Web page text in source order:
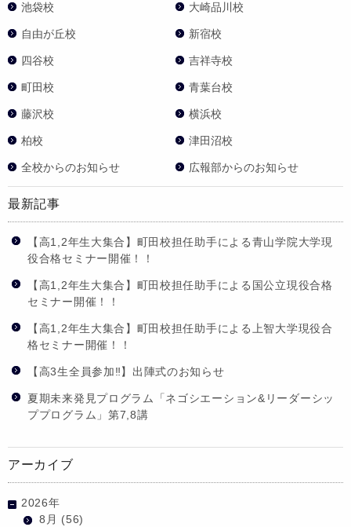
池袋校 大崎品川校
自由が丘校 新宿校
四谷校 吉祥寺校
町田校 青葉台校
藤沢校 横浜校
柏校 津田沼校
全校からのお知らせ 広報部からのお知らせ
最新記事
【高1,2年生大集合】町田校担任助手による青山学院大学現
役合格セミナー開催！！
【高1,2年生大集合】町田校担任助手による国公立現役合格
セミナー開催！！
【高1,2年生大集合】町田校担任助手による上智大学現役合
格セミナー開催！！
【高3生全員参加‼】出陣式のお知らせ
夏期未来発見プログラム「ネゴシエーション&リーダーシッ
ププログラム」第7,8講
アーカイブ
2026年
8月 (56)